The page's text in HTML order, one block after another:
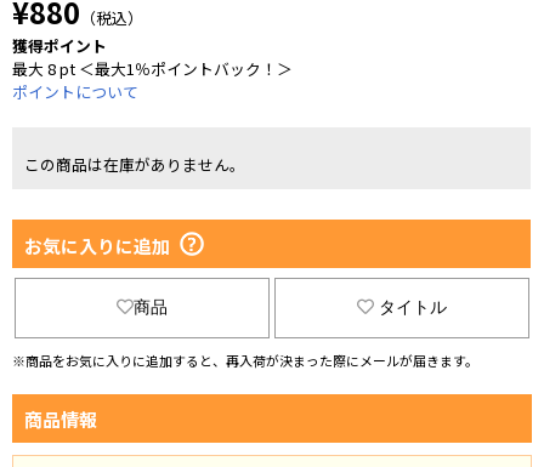
¥880 （税込）
獲得ポイント
最大 8 pt ＜最大1％ポイントバック！＞
ポイントについて
この商品は在庫がありません。
お気に入りに追加
商品 タイトル
※商品をお気に入りに追加すると、再入荷が決まった際にメールが届きます。
商品情報